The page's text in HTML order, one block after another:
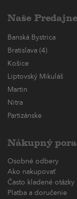
Naše Predajne
Banská Bystrica
Bratislava (4)
Košice
Liptovský Mikuláš
Martin
Nitra
Partizánske
Nákupný
Osobné odbery
Ako nakupovať
Často kladené otázky
Platba a doručenie